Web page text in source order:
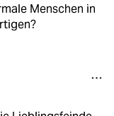
Menschen in